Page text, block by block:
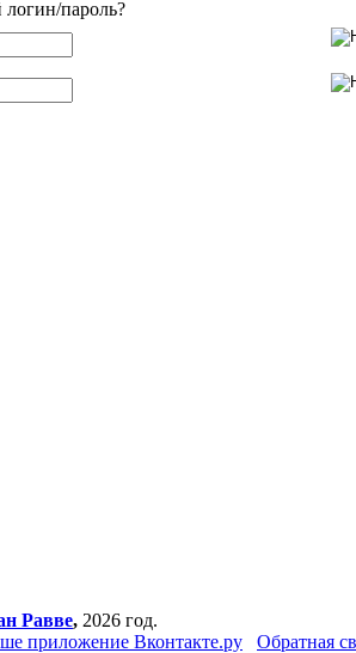
логин/пароль?
Равве, 2026 год.
приложение Вконтакте.ру Обратная